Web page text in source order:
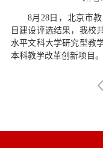
8月28日，北京市
目建设评选结果，我校
水平文科大学研究型教
本科教学改革创新项目。